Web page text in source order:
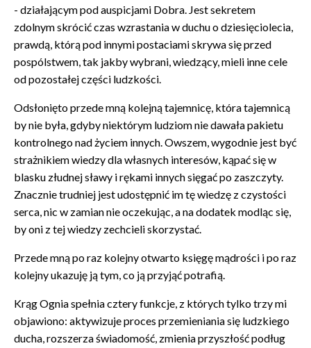
- działającym pod auspicjami Dobra. Jest sekretem
zdolnym skrócić czas wzrastania w duchu o dziesięciolecia,
prawdą, którą pod innymi postaciami skrywa się przed
pospólstwem, tak jakby wybrani, wiedzący, mieli inne cele
od pozostałej części ludzkości.
Odsłonięto przede mną kolejną tajemnicę, która tajemnicą
by nie była, gdyby niektórym ludziom nie dawała pakietu
kontrolnego nad życiem innych. Owszem, wygodnie jest być
strażnikiem wiedzy dla własnych interesów, kąpać się w
blasku złudnej sławy i rękami innych sięgać po zaszczyty.
Znacznie trudniej jest udostępnić im tę wiedzę z czystości
serca, nic w zamian nie oczekując, a na dodatek modląc się,
by oni z tej wiedzy zechcieli skorzystać.
Przede mną po raz kolejny otwarto księgę mądrości i po raz
kolejny ukazuję ją tym, co ją przyjąć potrafią.
Krąg Ognia spełnia cztery funkcje, z których tylko trzy mi
objawiono: aktywizuje proces przemieniania się ludzkiego
ducha, rozszerza świadomość, zmienia przyszłość podług